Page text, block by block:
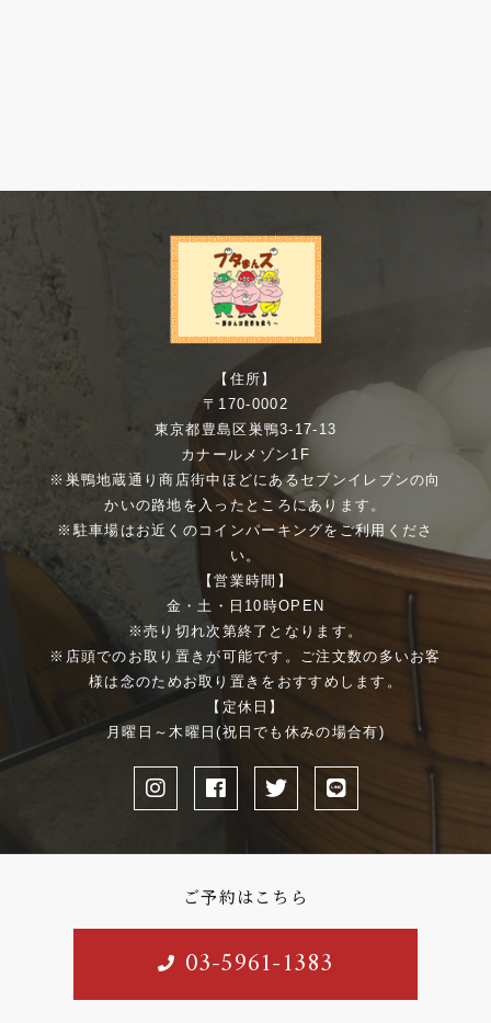
【住所】
〒170-0002
東京都豊島区巣鴨3-17-13
カナールメゾン1F
※巣鴨地蔵通り商店街中ほどにあるセブンイレブンの向
かいの路地を入ったところにあります。
※駐車場はお近くのコインパーキングをご利用くださ
い。
【営業時間】
金・土・日10時OPEN
※売り切れ次第終了となります。
※店頭でのお取り置きが可能です。ご注文数の多いお客
様は念のためお取り置きをおすすめします。
【定休日】
月曜日～木曜日(祝日でも休みの場合有)
ご予約はこちら
03-5961-1383